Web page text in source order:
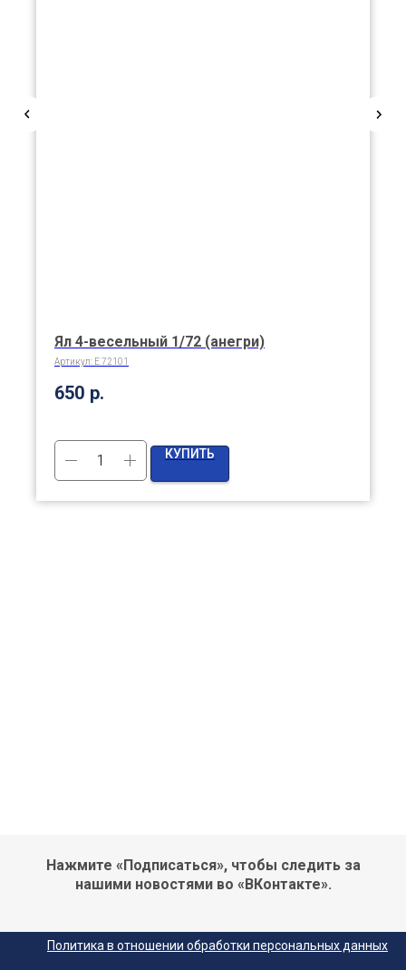
Ял 4-весельный 1/72 (анегри)
Артикул: E 72101
650 р.
КУПИТЬ
Нажмите «Подписаться», чтобы следить за
нашими новостями во «ВКонтакте».
Политика в отношении обработки персональных данных